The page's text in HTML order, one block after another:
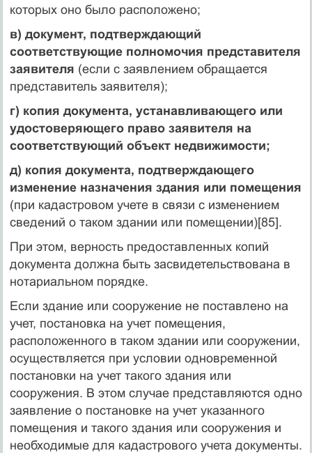
которых оно было расположено;
в) документ, подтверждающий
соответствующие полномочия представителя
заявителя (если с заявлением обращается
представитель заявителя);
г) копия документа, устанавливающего или
удостоверяющего право заявителя на
соответствующий объект недвижимости;
д) копия документа, подтверждающего
изменение назначения здания или помещения
(при кадастровом учете в связи с изменением
сведений о таком здании или помещении)[85].
При этом, верность предоставленных копий
документа должна быть засвидетельствована в
нотариальном порядке.
Если здание или сооружение не поставлено на
учет, постановка на учет помещения,
расположенного в таком здании или сооружении,
осуществляется при условии одновременной
постановки на учет такого здания или
сооружения. В этом случае представляются одно
заявление о постановке на учет указанного
помещения и такого здания или сооружения и
необходимые для кадастрового учета документы.